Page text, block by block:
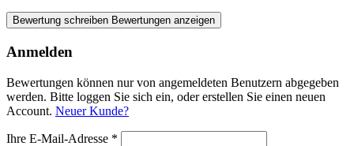
Bewertung schreiben Bewertungen anzeigen
Anmelden
Bewertungen können nur von angemeldeten Benutzern abgegeben
werden. Bitte loggen Sie sich ein, oder erstellen Sie einen neuen
Account. Neuer Kunde?
Ihre E-Mail-Adresse *